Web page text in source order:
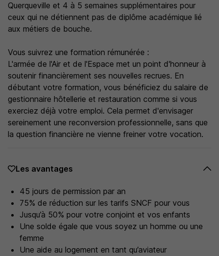
Querqueville et 4 à 5 semaines supplémentaires pour
ceux qui ne détiennent pas de diplôme académique lié
aux métiers de bouche.
Vous suivrez une formation rémunérée :
L'armée de l'Air et de l'Espace met un point d'honneur à
soutenir financièrement ses nouvelles recrues. En
débutant votre formation, vous bénéficiez du salaire de
gestionnaire hôtellerie et restauration comme si vous
exerciez déjà votre emploi. Cela permet d'envisager
sereinement une reconversion professionnelle, sans que
la question financière ne vienne freiner votre vocation.
Les avantages
45 jours de permission par an
75% de réduction sur les tarifs SNCF pour vous
Jusqu’à 50% pour votre conjoint et vos enfants
Une solde égale que vous soyez un homme ou une
femme
Une aide au logement en tant qu’aviateur